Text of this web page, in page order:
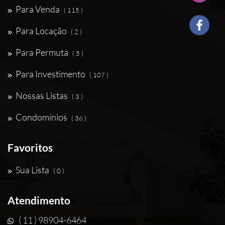
Para Venda ( 115 )
Para Locação ( 2 )
Para Permuta ( 5 )
Para Investimento ( 107 )
Nossas Listas ( 3 )
Condomínios ( 36 )
Favoritos
Sua Lista ( 0 )
Atendimento
( 11 ) 98904-6464